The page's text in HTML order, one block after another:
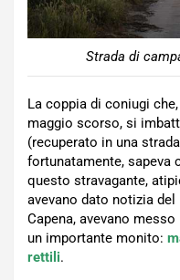
Strada di
La coppia di coniugi
maggio scorso, si
(recuperato in una
fortunatamente, sapeva
questo stravagante,
avevano dato notizia
Capena, avevano
un importante monito:
rettili.